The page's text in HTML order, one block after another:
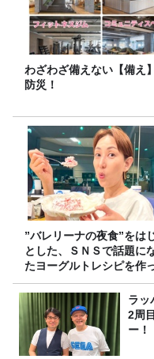
わざわざ備えない【備え
防災！
”バレリーナの夜食”をは
とした、ＳＮＳで話題に
たヨーグルトレシピを作
みた！
ラッ
2周
ー！